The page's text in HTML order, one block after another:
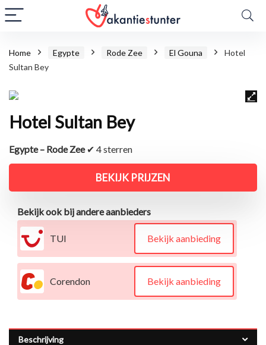
Home Egypte Rode Zee El Gouna
Hotel
Sultan Bey
Hotel Sultan Bey
Egypte – Rode Zee✔ 4 sterren
BEKIJK PRIJZEN
Bekijk ook bij andere aanbieders
TUI Bekijk aanbieding
Corendon Bekijk aanbieding
Beschrijving